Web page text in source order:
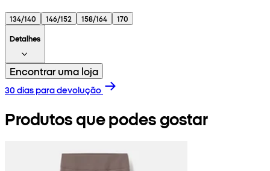
134/140 146/152 158/164
170
Detalhes
Encontrar uma loja
30 dias para devolução
Produtos que podes gostar